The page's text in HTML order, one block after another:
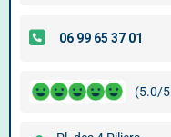
(5.0/5